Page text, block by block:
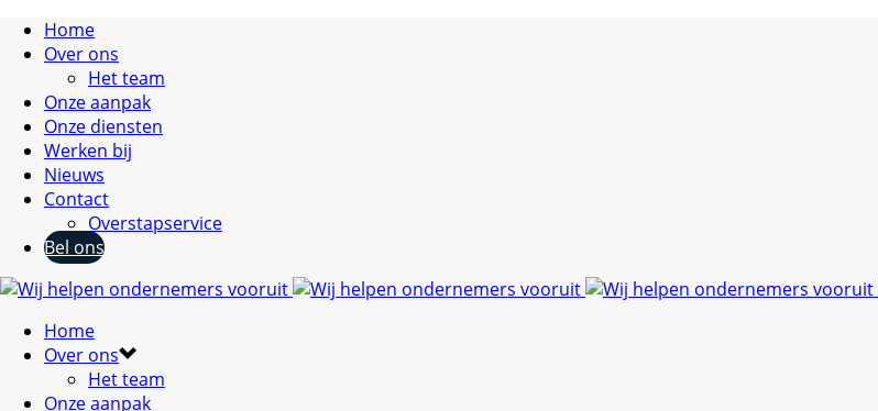
Home
Over ons
Het team
Onze aanpak
Onze diensten
Werken bij
Nieuws
Contact
Overstapservice
Bel ons
Home
Over ons
Het team
Onze aanpak